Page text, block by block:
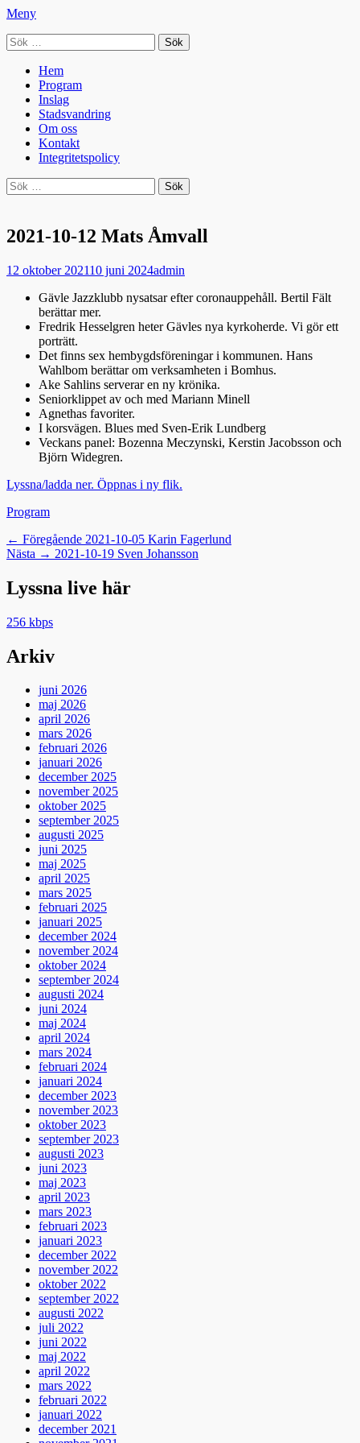
Meny
Seniorradion
Sök
efter:
Primär
meny
Hoppa
innehåll
Hem
Program
Inslag
Stadsvandring
Om oss
Kontakt
Integritetspolicy
Sök
Sök
efter:
2021-10-12 Mats Åmvall
Publicerad
12 oktober 202110 juni 2024Författare
admin
Gävle Jazzklubb nysatsar efter coronauppehåll. Bertil Fält
berättar mer.
Fredrik Hesselgren heter Gävles nya kyrkoherde. Vi gör ett
porträtt.
Det finns sex hembygdsföreningar i kommunen. Hans
Wahlbom berättar om verksamheten i Bomhus.
Ake Sahlins serverar en ny krönika.
Seniorklippet av och med Mariann Minell
Agnethas favoriter.
I korsvägen. Blues med Sven-Erik Lundberg
Veckans panel: Bozenna Meczynski, Kerstin Jacobsson och
Björn Widegren.
Lyssna/ladda ner. Öppnas i ny flik.
Kategorier
Program
Inläggsnavigering
← Föregående Föregående
inlägg:
2021-10-05 Karin Fagerlund
Nästa → Nästa
2021-10-19 Sven Johansson
Lyssna live här
256 kbps
Arkiv
juni 2026
maj 2026
april 2026
mars 2026
februari 2026
januari 2026
december 2025
november 2025
oktober 2025
september 2025
augusti 2025
juni 2025
maj 2025
april 2025
mars 2025
februari 2025
januari 2025
december 2024
november 2024
oktober 2024
september 2024
augusti 2024
juni 2024
maj 2024
april 2024
mars 2024
februari 2024
januari 2024
december 2023
november 2023
oktober 2023
september 2023
augusti 2023
juni 2023
maj 2023
april 2023
mars 2023
februari 2023
januari 2023
december 2022
november 2022
oktober 2022
september 2022
augusti 2022
juli 2022
juni 2022
maj 2022
april 2022
mars 2022
februari 2022
januari 2022
december 2021